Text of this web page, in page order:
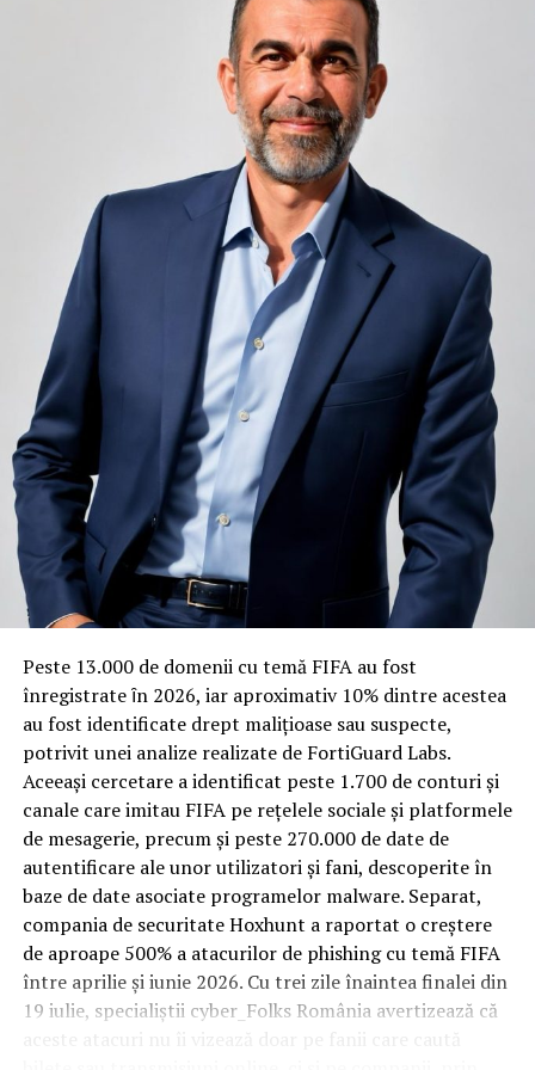
unele de altele, separate de pereți care nu pot fi făcuți
infinit de groși din motive practice și economice.
Zgomotul pașilor din camera de sus sau din coridorul
adiacent rămâne una dintre cele mai frecvente
nemulțumiri semnalate de oaspeți în recenziile online,
chiar și la unități altfel apreciate pentru servicii și
locație. De multe ori, oaspeții nu identifică pardoseala
drept sursa reală a problemei, ci descriu simplu senzația
de spațiu zgomotos sau agitat.
Pardoseala joacă un rol important în absorbția acestor
sunete, mai ales în zonele de trecere frecventă dintre
cameră și baie sau dintre pat și fereastră. Un material cu
proprietăți fonoabsorbante bune reduce transmiterea
zgomotului către camerele vecine și către etajele
inferioare, un aspect esențial mai ales în clădirile mai
vechi, cu structuri care nu au fost proiectate inițial
pentru izolare fonică performantă.
Rotația rapidă a oaspeților cere
materiale rezistente
Spre diferență de o locuință obișnuită, o cameră de hotel
trece printr-un ciclu de utilizare intensă: oaspeți diferiți,
bagaje trase pe roți, curățenie zilnică, uneori mai multe
rezervări consecutive în aceeași săptămână. Această
frecvență ridicată de utilizare pune presiune reală pe
orice suprafață, iar pardoseala este printre primele
elemente afectate vizibil, mai ales în zona din jurul
patului și a ușii de acces.
În etapa de renovare sau construcție, administratorii
care iau în calcul mocheta trafic intenspentru zonele
cu rotație mare reduc riscul de uzură prematură și de
decolorare vizibilă în punctele de trecere frecventă. Este
o decizie care ține mai puțin de stil și mai mult de
Peste 13.000 de domenii cu temă FIFA au fost
înregistrate ȋn 2026, iar aproximativ 10% dintre acestea
au fost identificate drept malițioase sau suspecte,
potrivit unei analize realizate de FortiGuard Labs.
Aceeași cercetare a identificat peste 1.700 de conturi și
canale care imitau FIFA pe rețelele sociale și platformele
de mesagerie, precum și peste 270.000 de date de
autentificare ale unor utilizatori și fani, descoperite în
baze de date asociate programelor malware. Separat,
compania de securitate Hoxhunt a raportat o creștere
de aproape 500% a atacurilor de phishing cu temă FIFA
între aprilie și iunie 2026. Cu trei zile înaintea finalei din
19 iulie, specialiștii cyber_Folks România avertizează că